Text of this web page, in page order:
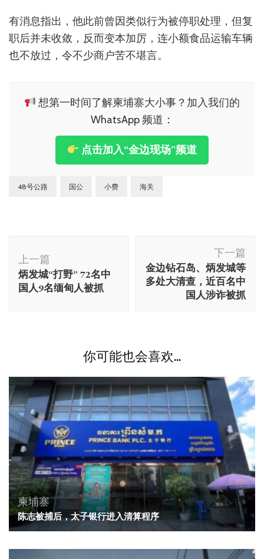
有消息指出，他此前曾因类似行为被停职处理，但复
职后并未收敛，反而变本加厉，连小额食品运输车辆
也不放过，令不少商户苦不堪言。
想第一时间了解柬埔寨大小事？加入我们的
WhatsApp 频道：
点击加入“金边现场”频道
48号公路 国公 小费 海关
文
导
航
上一篇
炳发城“打野” 72名中
国人9名缅甸人被抓
下一篇
金边钻石岛、炳发城等
多处大清查，近百名中
国人涉诈被抓
你可能也会喜欢...
柬埔寨
陈志被捕后，太子银行进入清算程序